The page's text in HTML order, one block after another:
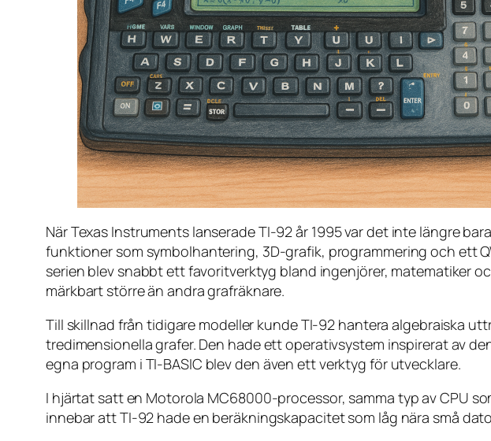
När Texas Instruments lanserade TI-92 år 1995 var det inte längre
funktioner som symbolhantering, 3D-grafik, programmering och ett
serien blev snabbt ett favoritverktyg bland ingenjörer, matematiker
märkbart större än andra grafräknare.
Till skillnad från tidigare modeller kunde TI-92 hantera algebraiska
tredimensionella grafer. Den hade ett operativsystem inspirerat av
egna program i TI-BASIC blev den även ett verktyg för utvecklare.
I hjärtat satt en Motorola MC68000-processor, samma typ av CPU
innebar att TI-92 hade en beräkningskapacitet som låg nära små